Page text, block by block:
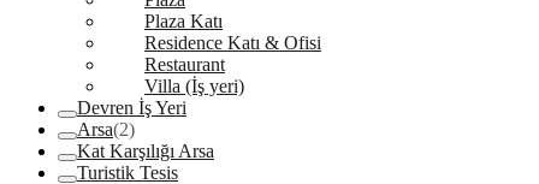
Plaza Katı
Residence Katı & Ofisi
Restaurant
Villa (İş yeri)
Devren İş Yeri
Arsa(2)
Kat Karşılığı Arsa
Turistik Tesis